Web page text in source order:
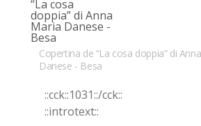
Copertina de “La cosa doppia” di
Danese - Besa
::cck::1031::/​cck::
::in­tro­text::